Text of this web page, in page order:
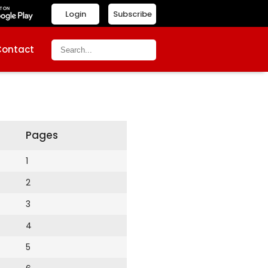
Subscribe
Login
Pages
1
2
3
4
5